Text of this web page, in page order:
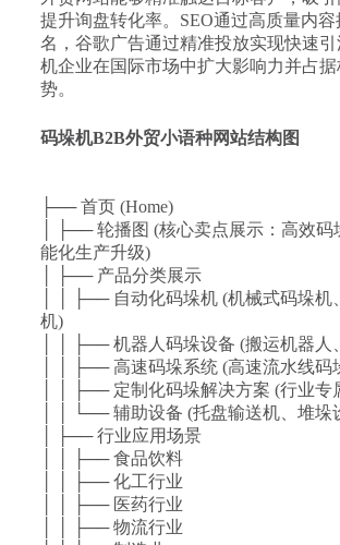
提升询盘转化率。SEO通过高质量内
名，谷歌广告通过精准投放实现快速
机企业在国际市场中扩大影响力并占
势。
码垛机B2B外贸小语种网站结构图
├── 首页 (Home)
│ ├── 轮播图 (核心卖点展示：高效码
能化生产升级)
│ ├── 产品分类展示
│ │ ├── 自动化码垛机 (机械式码垛机
机)
│ │ ├── 机器人码垛设备 (搬运机器人
│ │ ├── 高速码垛系统 (高速流水线码
│ │ ├── 定制化码垛解决方案 (行业专
│ │ └── 辅助设备 (托盘输送机、堆垛
│ ├── 行业应用场景
│ │ ├── 食品饮料
│ │ ├── 化工行业
│ │ ├── 医药行业
│ │ ├── 物流行业